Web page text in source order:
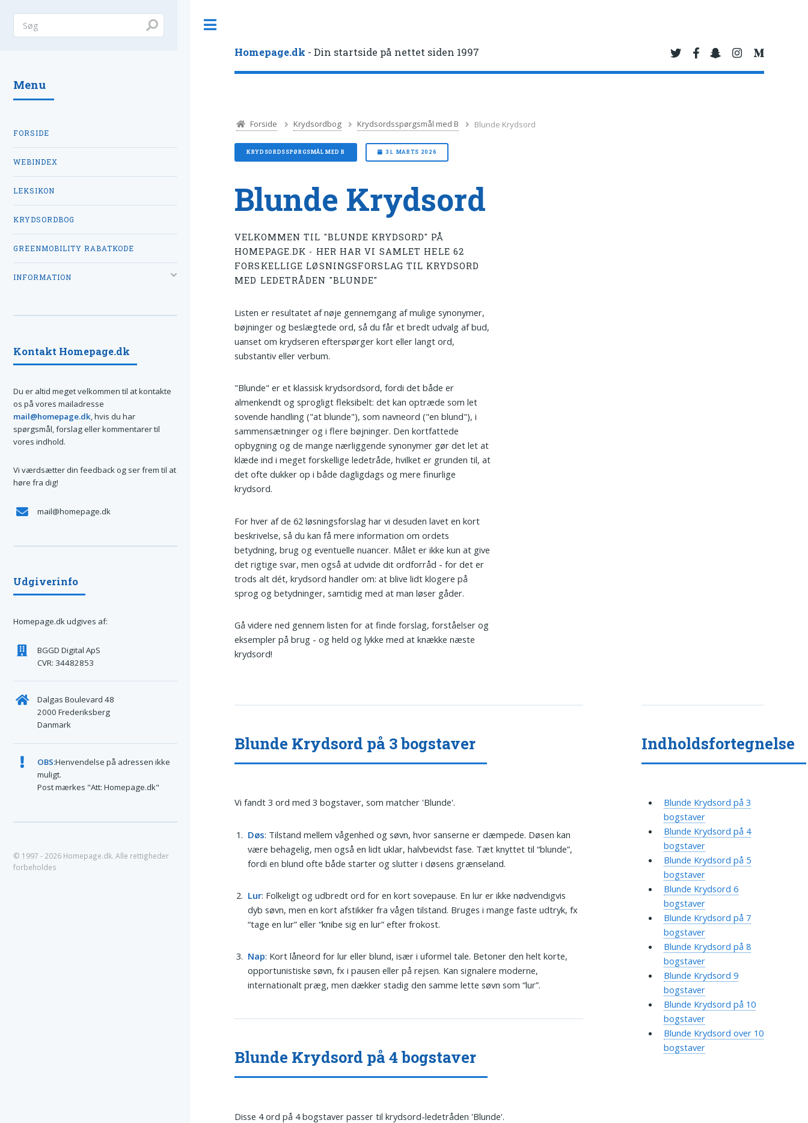
Homepage.dk - Din startside på nettet siden 1997
Forside Krydsordbog Krydsordsspørgsmål med B Blunde Krydsord
KRYDSORDSSPØRGSMÅL MED B 31. MARTS 2026
Blunde Krydsord
VELKOMMEN TIL "BLUNDE KRYDSORD" PÅ
HOMEPAGE.DK - HER HAR VI SAMLET HELE 62
FORSKELLIGE LØSNINGSFORSLAG TIL KRYDSORD
MED LEDETRÅDEN "BLUNDE"
Listen er resultatet af nøje gennemgang af mulige synonymer,
bøjninger og beslægtede ord, så du får et bredt udvalg af bud,
uanset om krydseren efterspørger kort eller langt ord,
substantiv eller verbum.
"Blunde" er et klassisk krydsordsord, fordi det både er
almenkendt og sprogligt fleksibelt: det kan optræde som let
sovende handling ("at blunde"), som navneord ("en blund"), i
sammensætninger og i flere bøjninger. Den kortfattede
opbygning og de mange nærliggende synonymer gør det let at
klæde ind i meget forskellige ledetråde, hvilket er grunden til, at
det ofte dukker op i både dagligdags og mere finurlige
krydsord.
For hver af de 62 løsningsforslag har vi desuden lavet en kort
beskrivelse, så du kan få mere information om ordets
betydning, brug og eventuelle nuancer. Målet er ikke kun at give
det rigtige svar, men også at udvide dit ordforråd - for det er
trods alt dét, krydsord handler om: at blive lidt klogere på
sprog og betydninger, samtidig med at man løser gåder.
Gå videre ned gennem listen for at finde forslag, forståelser og
eksempler på brug - og held og lykke med at knække næste
krydsord!
Blunde Krydsord på 3 bogstaver
Vi fandt 3 ord med 3 bogstaver, som matcher 'Blunde'.
Døs: Tilstand mellem vågenhed og søvn, hvor sanserne er dæmpede. Døsen kan
være behagelig, men også en lidt uklar, halvbevidst fase. Tæt knyttet til “blunde”,
fordi en blund ofte både starter og slutter i døsens grænseland.
Lur: Folkeligt og udbredt ord for en kort sovepause. En lur er ikke nødvendigvis
dyb søvn, men en kort afstikker fra vågen tilstand. Bruges i mange faste udtryk, fx
“tage en lur” eller “knibe sig en lur” efter frokost.
Nap: Kort låneord for lur eller blund, især i uformel tale. Betoner den helt korte,
opportunistiske søvn, fx i pausen eller på rejsen. Kan signalere moderne,
internationalt præg, men dækker stadig den samme lette søvn som “lur”.
Blunde Krydsord på 4 bogstaver
Disse 4 ord på 4 bogstaver passer til krydsord-ledetråden 'Blunde'.
Indholdsfortegnelse
Blunde Krydsord på 3
bogstaver
Blunde Krydsord på 4
bogstaver
Blunde Krydsord på 5
bogstaver
Blunde Krydsord 6
bogstaver
Blunde Krydsord på 7
bogstaver
Blunde Krydsord på 8
bogstaver
Blunde Krydsord 9
bogstaver
Blunde Krydsord på 10
bogstaver
Blunde Krydsord over 10
bogstaver
Menu
FORSIDE
WEBINDEX
LEKSIKON
KRYDSORDBOG
GREENMOBILITY RABATKODE
INFORMATION
Kontakt Homepage.dk
Du er altid meget velkommen til at kontakte
os på vores mailadresse
mail@homepage.dk, hvis du har
spørgsmål, forslag eller kommentarer til
vores indhold.
Vi værdsætter din feedback og ser frem til at
høre fra dig!
mail@homepage.dk
Udgiverinfo
Homepage.dk udgives af:
BGGD Digital ApS
CVR: 34482853
Dalgas Boulevard 48
2000 Frederiksberg
Danmark
OBS:Henvendelse på adressen ikke
muligt.
Post mærkes "Att: Homepage.dk"
© 1997 - 2026 Homepage.dk. Alle rettigheder
forbeholdes